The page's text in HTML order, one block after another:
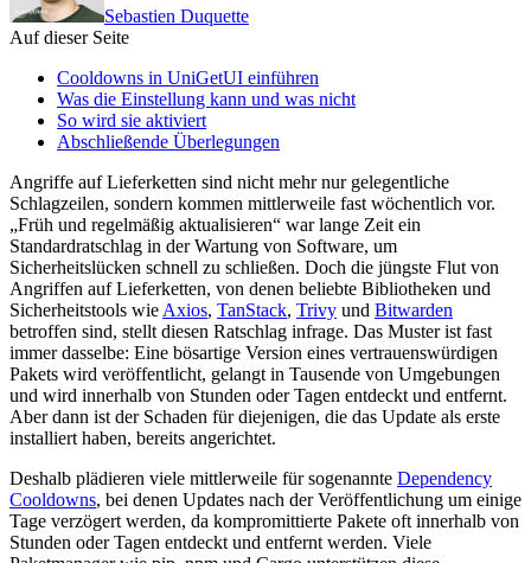
Sebastien Duquette
Auf dieser Seite
Cooldowns in UniGetUI einführen
Was die Einstellung kann und was nicht
So wird sie aktiviert
Abschließende Überlegungen
Angriffe auf Lieferketten sind nicht mehr nur gelegentliche
Schlagzeilen, sondern kommen mittlerweile fast wöchentlich vor.
„Früh und regelmäßig aktualisieren“ war lange Zeit ein
Standardratschlag in der Wartung von Software, um
Sicherheitslücken schnell zu schließen. Doch die jüngste Flut von
Angriffen auf Lieferketten, von denen beliebte Bibliotheken und
Sicherheitstools wie Axios, TanStack, Trivy und Bitwarden
betroffen sind, stellt diesen Ratschlag infrage. Das Muster ist fast
immer dasselbe: Eine bösartige Version eines vertrauenswürdigen
Pakets wird veröffentlicht, gelangt in Tausende von Umgebungen
und wird innerhalb von Stunden oder Tagen entdeckt und entfernt.
Aber dann ist der Schaden für diejenigen, die das Update als erste
installiert haben, bereits angerichtet.
Deshalb plädieren viele mittlerweile für sogenannte Dependency
Cooldowns, bei denen Updates nach der Veröffentlichung um einige
Tage verzögert werden, da kompromittierte Pakete oft innerhalb von
Stunden oder Tagen entdeckt und entfernt werden. Viele